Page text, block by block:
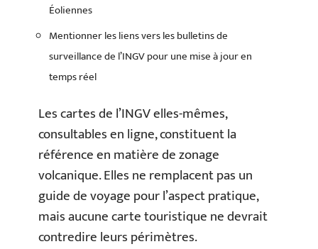
Éoliennes
Mentionner les liens vers les bulletins de
surveillance de l’INGV pour une mise à jour en
temps réel
Les cartes de l’INGV elles-mêmes,
consultables en ligne, constituent la
référence en matière de zonage
volcanique. Elles ne remplacent pas un
guide de voyage pour l’aspect pratique,
mais aucune carte touristique ne devrait
contredire leurs périmètres.